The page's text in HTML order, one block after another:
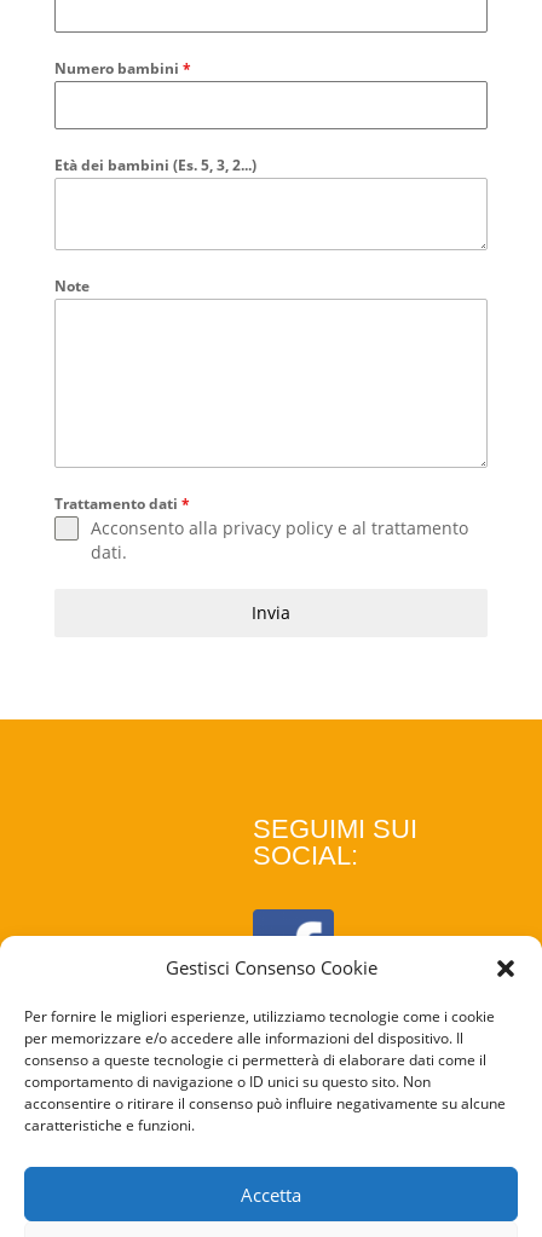
Gestisci Consenso Cookie
Per fornire le migliori esperienze, utilizziamo tecnologie come i cookie
per memorizzare e/o accedere alle informazioni del dispositivo. Il
consenso a queste tecnologie ci permetterà di elaborare dati come il
comportamento di navigazione o ID unici su questo sito. Non
acconsentire o ritirare il consenso può influire negativamente su alcune
caratteristiche e funzioni.
Accetta
Numero bambini *
Età dei bambini (Es. 5, 3, 2...)
Note
Trattamento dati *
Acconsento alla privacy policye al trattamento
dati.
Invia
SEGUIMI SUI
SOCIAL:
COOKIE
POLICY